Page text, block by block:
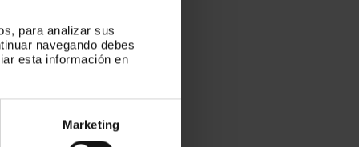
para analizar sus
navegando debes
esta información en
Marketing
clientes